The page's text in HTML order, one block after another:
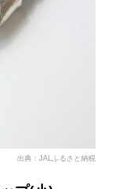
出典：JALふるさと納税